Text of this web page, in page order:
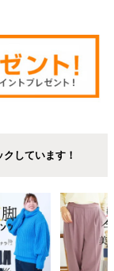
しています！